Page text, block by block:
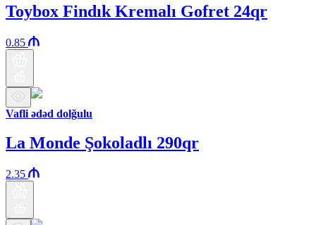
Toybox Findık Kremalı Gofret 24qr
0.85
Vafli ədəd dolğulu
La Monde Şokoladlı 290qr
2.35